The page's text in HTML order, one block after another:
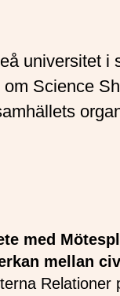
universitet i
Science
med
mellan